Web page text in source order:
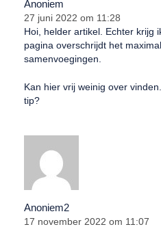
Anoniem
27 juni 2022 om 11:28
Hoi, helder artikel. Echter krijg
pagina overschrijdt het
samenvoegingen.
Kan hier vrij weinig over
tip?
Anoniem2
17 november 2022 om 11:07